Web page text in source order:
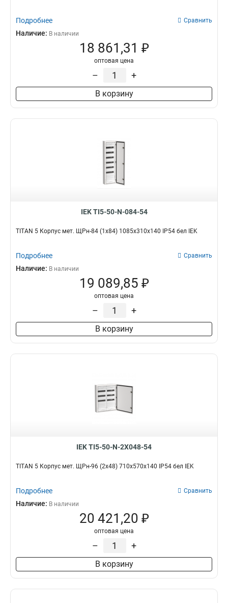
Подробнее Сравнить
Наличие: В наличии
18 861,31 ₽
оптовая цена
– +
В корзину
IEK TI5-50-N-084-54
TITAN 5 Корпус мет. ЩРн-84 (1х84) 1085х310х140 IP54 бел IEK
Подробнее Сравнить
Наличие: В наличии
19 089,85 ₽
оптовая цена
– +
В корзину
IEK TI5-50-N-2X048-54
TITAN 5 Корпус мет. ЩРн-96 (2х48) 710х570х140 IP54 бел IEK
Подробнее Сравнить
Наличие: В наличии
20 421,20 ₽
оптовая цена
– +
В корзину